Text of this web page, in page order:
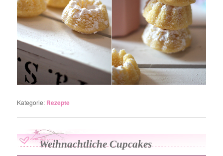
Kategorie: Rezepte
Weihnachtliche Cupcakes